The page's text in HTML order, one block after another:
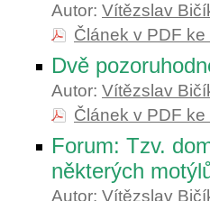
Autor: Vítězslav
Článek v PDF
Dvě
Autor: Vítězslav
Článek v PDF
Forum: Tzv.
některých
Autor: Vítězslav